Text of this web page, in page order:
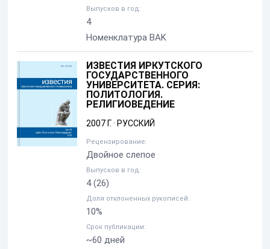
Выпусков в год:
4
Номенклатура BAK
ИЗВЕСТИЯ ИРКУТСКОГО
ГОСУДАРСТВЕННОГО
УНИВЕРСИТЕТА. СЕРИЯ:
ПОЛИТОЛОГИЯ.
РЕЛИГИОВЕДЕНИЕ
2007 Г.· РУССКИЙ
Рецензирование:
Двойное слепое
Выпусков в год:
4(26)
Доля отклоненных рукописей:
10%
Срок публикации:
~60 дней